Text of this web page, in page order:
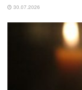
30.07.2026